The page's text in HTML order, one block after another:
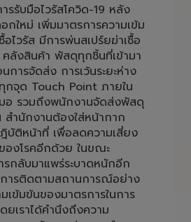
รรับมือไวรัสโควิด-19 หลัง
กใหม่ เพิ่มมาตรการความเข้ม
อไวรัส มีการพ่นสเปร์ยฆ่าเชื้อ
คลังสินค้า พัสดุทุกชิ้นที่เข้ามา
การจัดส่ง การเว้นระยะห่าง
กจุด Touch Point ภายใน
มอ รวมถึงพนักงานจัดส่งพัสดุ
สำนักงานต้องใส่หน้ากาก
บัติหน้าที่ เพื่อลดความเสี่ยง
องโรคอีกด้วย ในขณะ
กลับมาแพร่ระบาดหนักอีก
ารติดตามสถานการณ์อย่าง
เข้มข้นของมาตรการในการ
ยเราได้คำนึงถึงความ